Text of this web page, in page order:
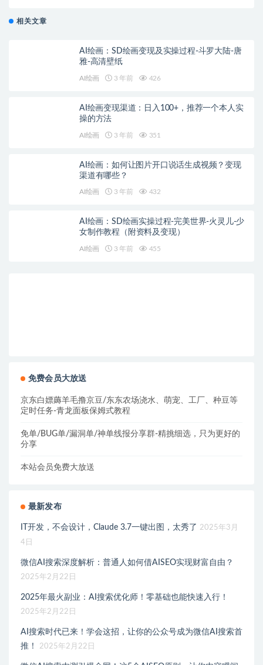
相关文章
AI绘画：SD绘画变现及实操过程-斗罗大陆-唐
雅-高清壁纸
AI绘画 3 年前 426
AI绘画变现渠道：日入100+，推荐一个本人实
操的方法
AI绘画 3 年前 351
AI绘画：如何让图片开口说话生成视频？变现
渠道有哪些？
AI绘画 3 年前 432
AI绘画：SD绘画实操过程-完美世界-火灵儿-少
女制作教程（附资料及变现）
AI绘画 3 年前 455
免费会员大放送
京东白嫖薅羊毛撸京豆/东东农场浇水、萌宠、工厂、种豆等
定时任务-青龙面板保姆式教程
免单/BUG单/漏洞单/神单线报分享群-精挑细选，只为更好的
分享
本站会员免费大放送
最新发布
IT开发，不会设计，Claude 3.7一键出图，太秀了 2025年3月
4日
微信AI搜索深度解析：普通人如何借AISEO实现财富自由？
2025年2月22日
2025年最火副业：AI搜索优化师！零基础也能快速入行！
2025年2月22日
AI搜索时代已来！学会这招，让你的公众号成为微信AI搜索首
推！
2025年2月22日